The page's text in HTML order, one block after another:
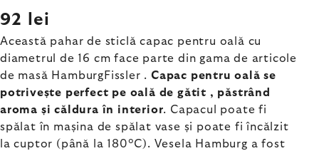
92 lei
Această pahar de sticlă capac pentru oală cu
diametrul de 16 cm face parte din gama de articole
de masă HamburgFissler .Capac pentru oală se
potrivește perfect pe oală de gătit , păstrând
aroma și căldura în interior. Capacul poate fi
spălat în mașina de spălat vase și poate fi încălzit
la cuptor (până la 180°C). Vesela Hamburg a fost